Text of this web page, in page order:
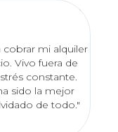
cobrar mi alquiler
Vivo fuera de
constante.
sido la mejor
de todo."